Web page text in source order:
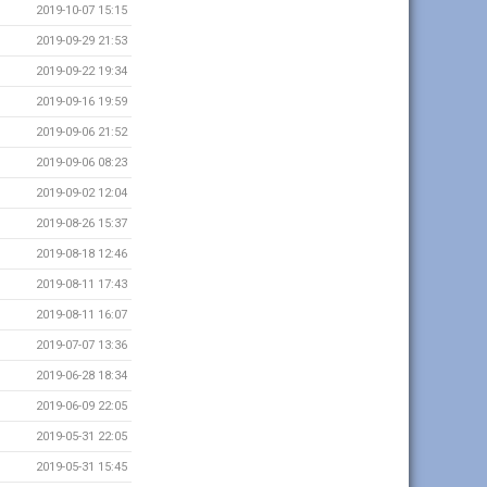
2019-10-07 15:15
2019-09-29 21:53
2019-09-22 19:34
2019-09-16 19:59
2019-09-06 21:52
2019-09-06 08:23
2019-09-02 12:04
2019-08-26 15:37
2019-08-18 12:46
2019-08-11 17:43
2019-08-11 16:07
2019-07-07 13:36
2019-06-28 18:34
2019-06-09 22:05
2019-05-31 22:05
2019-05-31 15:45